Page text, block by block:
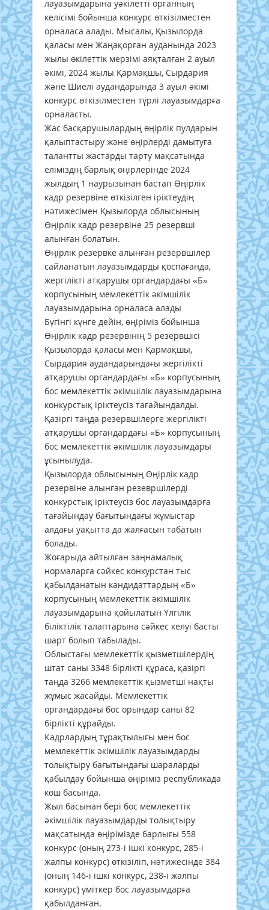
лауазымдарына уәкілетті органның
келісімі бойынша конкурс өткізілместен
орналаса алады. Мысалы, Қызылорда
қаласы мен Жаңақорған ауданында 2023
жылы өкілеттік мерзімі аяқталған 2 ауыл
әкімі, 2024 жылы Қармақшы, Сырдария
және Шиелі аудандарында 3 ауыл әкімі
конкурс өткізілместен түрлі лауазымдарға
орналасты.
Жас басқарушылардың өңірлік пулдарын
қалыптастыру және өңірлерді дамытуға
талантты жастарды тарту мақсатында
еліміздің барлық өңірлерінде 2024
жылдың 1 наурызынан бастап Өңірлік
кадр резервіне өткізілген іріктеудің
нәтижесімен Қызылорда облысының
Өңірлік кадр резервіне 25 резервші
алынған болатын.
Өңірлік резервке алынған резервшілер
сайланатын лауазымдарды қоспағанда,
жергілікті атқарушы органдардағы «Б»
корпусының мемлекеттік әкімшілік
лауазымдарына орналаса алады
Бүгінгі күнге дейін, өңіріміз бойынша
Өңірлік кадр резервінің 5 резервшісі
Қызылорда қаласы мен Қармақшы,
Сырдария аудандарындағы жергілікті
атқарушы органдардағы «Б» корпусының
бос мемлекеттік әкімшілік лауазымдарына
конкурстық іріктеусіз тағайындалды.
Қазіргі таңда резервшілерге жергілікті
атқарушы органдардағы «Б» корпусының
бос мемлекеттік әкімшілік лауазымдары
ұсынылуда.
Қызылорда облысының Өңірлік кадр
резервіне алынған резевршілерді
конкурстық іріктеусіз бос лауазымдарға
тағайындау бағытындағы жұмыстар
алдағы уақытта да жалғасын табатын
болады.
Жоғарыда айтылған заңнамалық
нормаларға сәйкес конкурстан тыс
қабылданатын кандидаттардың «Б»
корпусының мемлекеттік әкімшілік
лауазымдарына қойылатын Үлгілік
біліктілік талаптарына сәйкес келуі басты
шарт болып табылады.
Облыстағы мемлекеттік қызметшілердің
штат саны 3348 бірлікті құраса, қазіргі
таңда 3266 мемлекеттік қызметші нақты
жұмыс жасайды. Мемлекеттік
органдардағы бос орындар саны 82
бірлікті құрайды.
Кадрлардың тұрақтылығы мен бос
мемлекеттік әкімшілік лауазымдарды
толықтыру бағытындағы шараларды
қабылдау бойынша өңіріміз республикада
көш басында.
Жыл басынан бері бос мемлекеттік
әкімшілік лауазымдарды толықтыру
мақсатында өңірімізде барлығы 558
конкурс (оның 273-і ішкі конкурс, 285-і
жалпы конкурс) өткізіліп, нәтижесінде 384
(оның 146-і ішкі конкурс, 238-і жалпы
конкурс) үміткер бос лауазымдарға
қабылданған.